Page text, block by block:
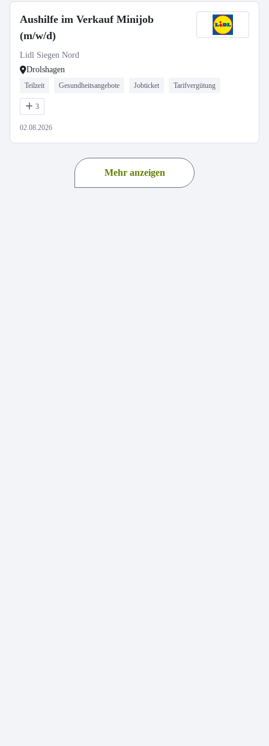
Aushilfe im Verkauf Minijob
(m/w/d)
Lidl Siegen Nord
Drolshagen
Teilzeit Gesundheitsangebote Jobticket Tarifvergütung
3
02.08.2026
Mehr anzeigen